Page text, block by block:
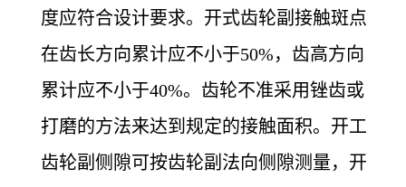
度应符合设计要求。开式齿轮副接触斑点
在齿长方向累计应不小于50%，齿高方向
累计应不小于40%。齿轮不准采用锉齿或
打磨的方法来达到规定的接触面积。开工
齿轮副侧隙可按齿轮副法向侧隙测量，开